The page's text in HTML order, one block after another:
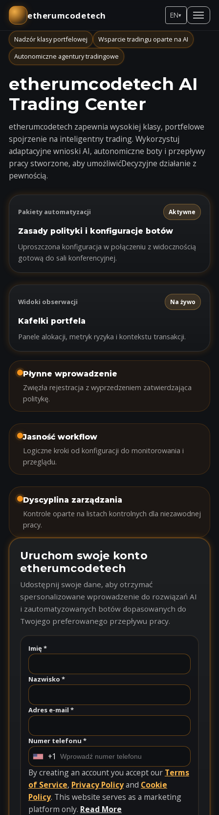
etherumcodetech EN▾
Nadzór klasy portfelowej
Wsparcie tradingu oparte na AI
Autonomiczne agentury tradingowe
etherumcodetech AI
Trading Center
etherumcodetech zapewnia wysokiej klasy, portfelowe
spojrzenie na inteligentny trading. Wykorzystuj
adaptacyjne wnioski AI, autonomiczne boty i przepływy
pracy stworzone, aby umożliwićDecyzyjne działanie z
pewnością.
Pakiety automatyzacji Aktywne
Zasady polityki i konfiguracje botów
Uproszczona konfiguracja w połączeniu z widocznością
gotową do sali konferencyjnej.
Widoki obserwacji Na żywo
Kafelki portfela
Panele alokacji, metryk ryzyka i kontekstu transakcji.
Płynne wprowadzenie
Zwięzła rejestracja z wyprzedzeniem zatwierdzająca
politykę.
Jasność workflow
Logiczne kroki od konfiguracji do monitorowania i
przeglądu.
Dyscyplina zarządzania
Kontrole oparte na listach kontrolnych dla niezawodnej
pracy.
Uruchom swoje konto
etherumcodetech
Udostępnij swoje dane, aby otrzymać
spersonalizowane wprowadzenie do rozwiązań AI
i zautomatyzowanych botów dopasowanych do
Twojego preferowanego przepływu pracy.
Imię *
Nazwisko *
Adres e-mail *
Numer telefonu *
U
n
i
t
e
+1
By creating an account you accept our Terms
of Service, Privacy Policyand Cookie
Policy. This website serves as a marketing
platform only. Read More